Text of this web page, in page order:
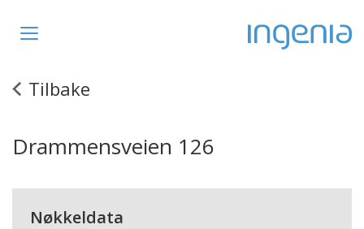
Toggle
Tilbake
Drammensveien 126
Nøkkeldata